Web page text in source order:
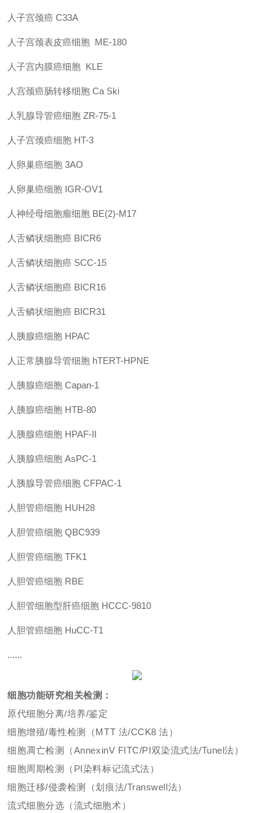
人子宫颈癌 C33A
人子宫颈表皮癌细胞 ME-180
人子宫内膜癌细胞 KLE
人宫颈癌肠转移细胞 Ca Ski
人乳腺导管癌细胞 ZR-75-1
人子宫颈癌细胞 HT-3
人卵巢癌细胞 3AO
人卵巢癌细胞 IGR-OV1
人神经母细胞瘤细胞 BE(2)-M17
人舌鳞状细胞癌 BICR6
人舌鳞状细胞癌 SCC-15
人舌鳞状细胞癌 BICR16
人舌鳞状细胞癌 BICR31
人胰腺癌细胞 HPAC
人正常胰腺导管细胞 hTERT-HPNE
人胰腺癌细胞 Capan-1
人胰腺癌细胞 HTB-80
人胰腺癌细胞 HPAF-II
人胰腺癌细胞 AsPC-1
人胰腺导管癌细胞 CFPAC-1
人胆管癌细胞 HUH28
人胆管癌细胞 QBC939
人胆管癌细胞 TFK1
人胆管癌细胞 RBE
人胆管细胞型肝癌细胞 HCCC-9810
人胆管癌细胞 HuCC-T1
......
细胞功能研究相关检测：
原代细胞分离/培养/鉴定
细胞增殖/毒性检测（MTT 法/CCK8 法）
细胞凋亡检测（AnnexinV FITC/PI双染流式法/Tunel法）
细胞周期检测（PI染料标记流式法）
细胞迁移/侵袭检测（划痕法/Transwell法）
流式细胞分选（流式细胞术）